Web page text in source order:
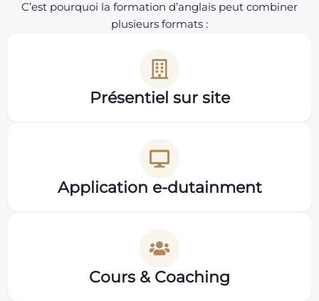
C’est pourquoi la formation d’anglais peut combiner
plusieurs formats :
Présentiel sur site
Application e-dutainment
Cours & Coaching